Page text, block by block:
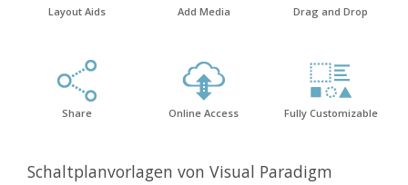
Layout Aids Add Media Drag and Drop
Share Online Access Fully Customizable
Schaltplanvorlagen von Visual Paradigm